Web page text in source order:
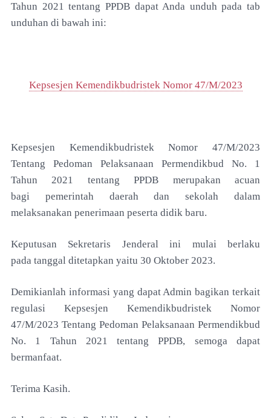
Tahun 2021 tentang PPDB dapat Anda unduh pada tab
unduhan di bawah ini:
Kepsesjen Kemendikbudristek Nomor 47/M/2023
Kepsesjen Kemendikbudristek Nomor 47/M/2023
Tentang Pedoman Pelaksanaan Permendikbud No. 1
Tahun 2021 tentang PPDB merupakan acuan
bagi pemerintah daerah dan sekolah dalam
melaksanakan penerimaan peserta didik baru.
Keputusan Sekretaris Jenderal ini mulai berlaku
pada tanggal ditetapkan yaitu 30 Oktober 2023.
Demikianlah informasi yang dapat Admin bagikan terkait
regulasi Kepsesjen Kemendikbudristek Nomor
47/M/2023 Tentang Pedoman Pelaksanaan Permendikbud
No. 1 Tahun 2021 tentang PPDB, semoga dapat
bermanfaat.
Terima Kasih.